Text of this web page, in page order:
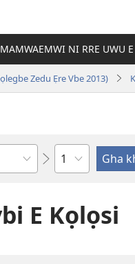
NI RRE UWU
Zedu Ẹre Vbe 2013)
Uhunmwu
Ebe
E Kọlọsi